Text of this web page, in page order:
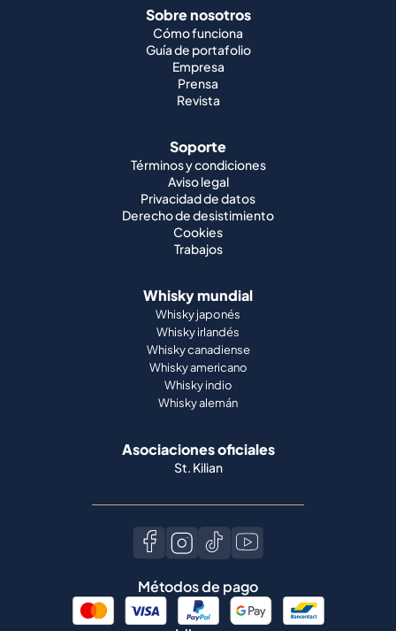
Sobre nosotros
Cómo funciona
Guía de portafolio
Empresa
Prensa
Revista
Soporte
Términos y condiciones
Aviso legal
Privacidad de datos
Derecho de desistimiento
Cookies
Trabajos
Whisky mundial
Whisky japonés
Whisky irlandés
Whisky canadiense
Whisky americano
Whisky indio
Whisky alemán
Asociaciones oficiales
St. Kilian
Métodos de pago